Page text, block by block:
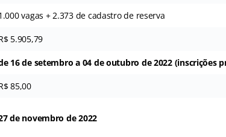
vagas + 2.373 de cadastro de reserva
5.905,79
16 de setembro a 04 de outubro de 2022 (inscrições
85,00
de novembro de 2022